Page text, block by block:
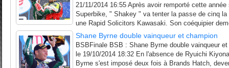
21/11/2014 16:55 Après avoir remporté cette
Superbike, " Shakey " va tenter la passe de cinq
une Rapid Solicitors Kawasaki. Son coéquipier
Shane Byrne double vainqueur et champion
BSBFinale BSB : Shane Byrne double vainqueur
le 19/10/2014 18:32 En l'absence de Ryuichi
Byrne s'est imposé deux fois à Brands Hatch,